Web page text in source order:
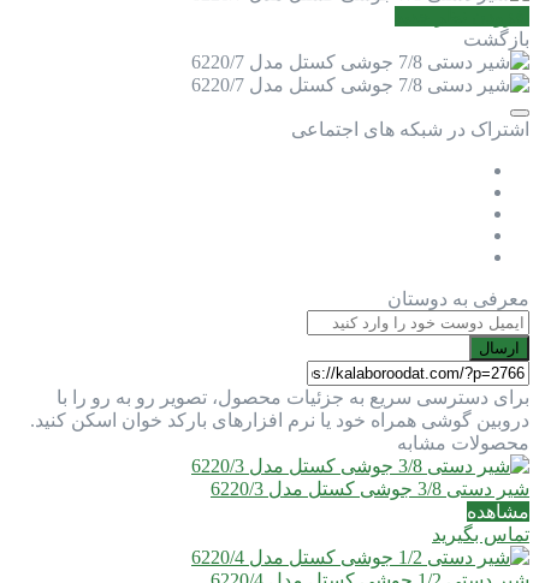
بازگشت
اشتراک در شبکه های اجتماعی
معرفی به دوستان
ارسال
برای دسترسی سریع به جزئیات محصول، تصویر رو به رو را با
دروبین گوشی همراه خود یا نرم افزارهای بارکد خوان اسکن کنید.
محصولات مشابه
شیر دستی 3/8 جوشی کستل مدل 6220/3
مشاهده
تماس بگیرید